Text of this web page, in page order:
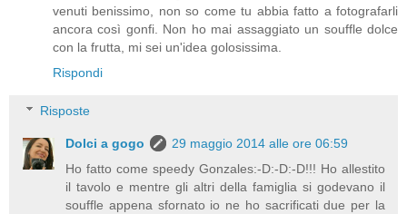
venuti benissimo, non so come tu abbia fatto a fotografarli
ancora così gonfi. Non ho mai assaggiato un souffle dolce
con la frutta, mi sei un'idea golosissima.
Rispondi
Risposte
Dolci a gogo
29 maggio 2014 alle ore 06:59
Ho fatto come speedy Gonzales:-D:-D:-D!!! Ho allestito
il tavolo e mentre gli altri della famiglia si godevano il
souffle appena sfornato io ne ho sacrificati due per la